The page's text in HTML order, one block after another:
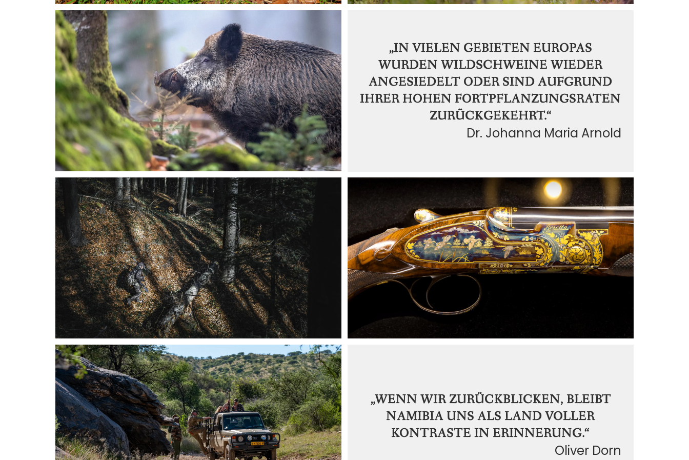
„IN VIELEN GEBIETEN EUROPAS
WURDEN WILDSCHWEINE WIEDER
ANGESIEDELT ODER SIND AUFGRUND
IHRER HOHEN FORTPFLANZUNGSRATEN
ZURÜCKGEKEHRT.“
Dr. Johanna Maria Arnold
„WENN WIR ZURÜCKBLICKEN, BLEIBT
NAMIBIA UNS ALS LAND VOLLER
KONTRASTE IN ERINNERUNG.“
Oliver Dorn